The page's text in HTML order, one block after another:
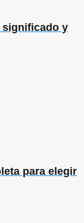
significado y
para elegir